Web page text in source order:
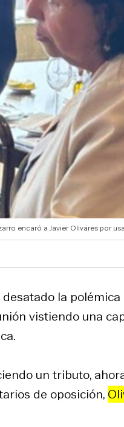
encaró a Javier Olivares por
desatado la polémica
vistiendo una
un tributo,
de oposición,